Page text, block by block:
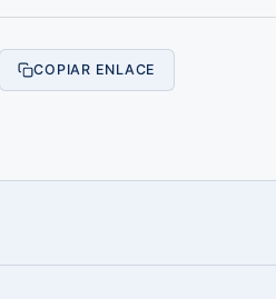
COPIAR ENLACE